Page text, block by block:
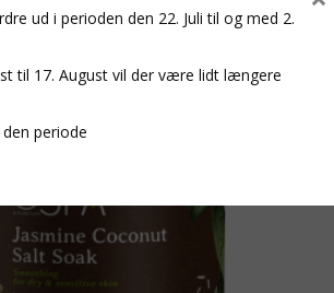
ud i perioden den 22. Juli til og med 2.
til 17. August vil der være lidt længere
periode